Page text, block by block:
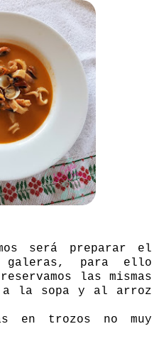
será preparar el
galeras, para ello
las mismas
la sopa y al arroz
en trozos no muy